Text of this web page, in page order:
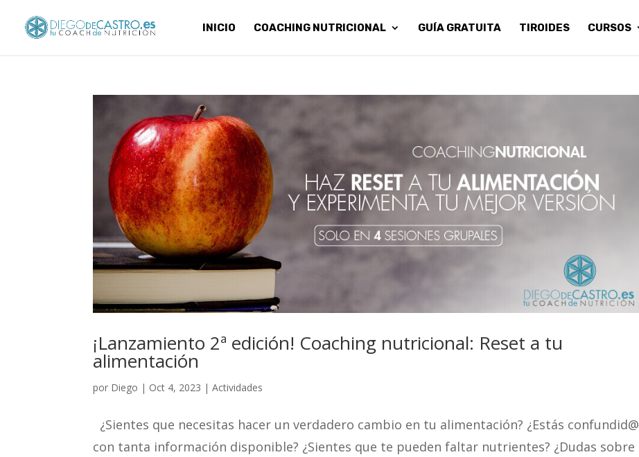
INICIO COACHING NUTRICIONAL GUÍA GRATUITA TIROIDES CURSOS
¡Lanzamiento 2ª edición! Coaching nutricional: Reset a tu
alimentación
por Diego | Oct 4, 2023 |Actividades
¿Sientes que necesitas hacer un verdadero cambio en tu alimentación? ¿Estás confundid@
con tanta información disponible? ¿Sientes que te pueden faltar nutrientes? ¿Dudas sobre